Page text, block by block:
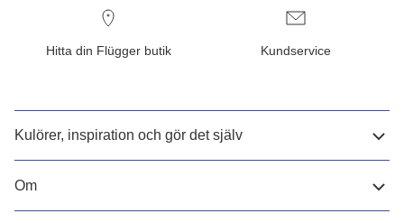
Hitta din Flügger butik Kundservice
Kulörer, inspiration och gör det själv
Om